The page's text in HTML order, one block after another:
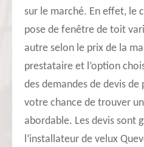
sur le marché. En effet, le
pose de fenêtre de toit
autre selon le prix de la
prestataire et l’option
des demandes de devis
votre chance de trouver
abordable. Les devis sont
l’installateur de velux